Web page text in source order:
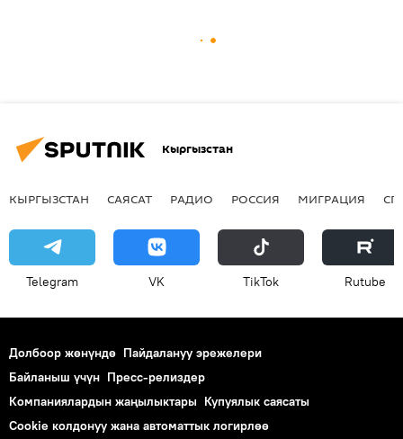
Кыргызстан
КЫРГЫЗСТАН САЯСАТ РАДИО РОССИЯ МИГРАЦИЯ
Telegram VK ТikТоk Rutube
Долбоор жөнүндө Пайдалануу эрежелери
Байланыш үчүн Пресс-релиздер
Компаниялардын жаңылыктары Купуялык саясаты
Cookie колдонуу жана автоматтык логирлөө